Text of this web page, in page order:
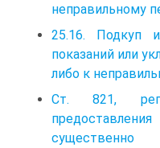
неправильному
25.16. Подкуп
показаний или
либо к
Ст. 821,
существенно